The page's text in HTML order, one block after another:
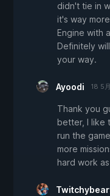
didn't tie in
it's way
Engine with
Definitely
your way.
Ayoodi 18 5月
Thank you
better, I like
run the
more
hard work